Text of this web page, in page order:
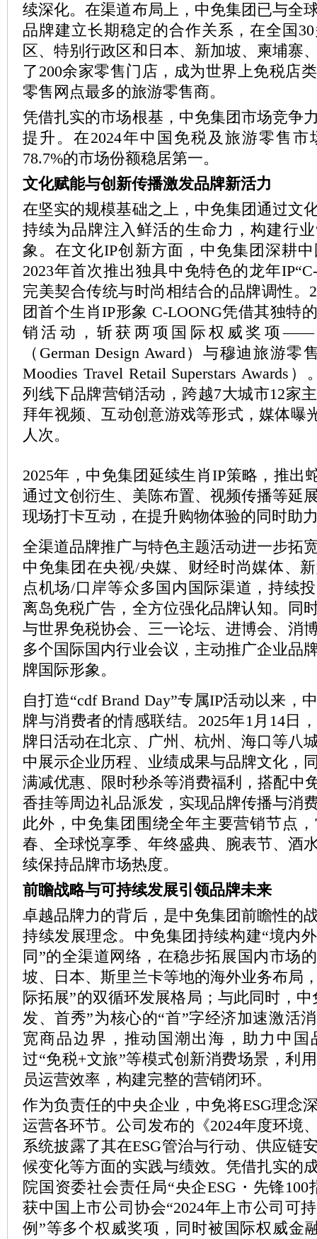
续深化。在渠道布局上，中免集团已与全
品牌建立长期稳定的合作关系，在全国
区、特别行政区和日本、新加坡、柬埔寨
了200余家零售门店，成为世界上免税店
零售网点最多的旅游零售商。
凭借扎实的市场根基，中免集团市场竞争
提升。在2024年中国免税及旅游零售市
78.7%的市场份额稳居第一。
文化赋能与创新传播激发品牌新活力
在坚实的规模基础之上，中免集团通过文
持续为品牌注入鲜活的生命力，构建行
象。在文化IP创新方面，中免集团深耕
2023年首次推出独具中免特色的龙年
完美契合传统与时尚相结合的品牌调性。
团首个生肖IP形象 C-LOONG凭借其独特
销活动，斩获两项国际权威奖项
（German Design Award）与穆迪旅游零
Moodies Travel Retail Superstars Awards
列线下品牌营销活动，跨越7大城市12家
拜年视频、互动创意游戏等形式，媒体曝
人次。
2025年，中免集团延续生肖IP策略，推出
通过文创衍生、美陈布置、视频传播等延
现场打卡互动，在提升购物体验的同时助
全渠道品牌推广与特色主题活动进一步拓
中免集团在央视/央媒、财经时尚媒体、
点机场/口岸等众多国内国际渠道，持续
离岛免税广告，全方位强化品牌认知。同
与世界免税协会、三一论坛、进博会、消
多个国际国内行业会议，主动推广企业品
牌国际形象。
自打造“cdf Brand Day”专属IP活动以来，
牌与消费者的情感联结。2025年1月14日
牌日活动在北京、广州、杭州、海口等八
中展示企业历程、业绩成果与品牌文化，
满减优惠、限时秒杀等消费福利，搭配中
香挂等周边礼品派发，实现品牌传播与消
此外，中免集团围绕全年主要营销节点
春、全球悦享季、年终盛典、腕表节、酒
续保持品牌市场热度。
前瞻战略与可持续发展引领品牌未来
卓越品牌力的背后，是中免集团前瞻性的
持续发展理念。中免集团持续构建“境内
同”的全渠道网络，在稳步拓展国内市场
坡、日本、斯里兰卡等地的海外业务布局
际拓展”的双循环发展格局；与此同时，
发、首秀”为核心的“首”字经济加速激活
宽商品边界，推动国潮出海，助力中国
过“免税+文旅”等模式创新消费场景，利
员运营效率，构建完整的营销闭环。
作为负责任的中央企业，中免将ESG理念
运营各环节。公司发布的《2024年度环境
系统披露了其在ESG管治与行动、供应链
候变化等方面的实践与绩效。凭借扎实的
院国资委社会责任局“央企ESG・先锋100
获中国上市公司协会“2024年上市公司可
例”等多个权威奖项，同时被国际权威金